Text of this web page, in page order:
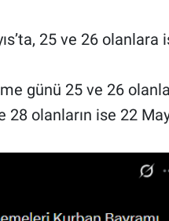
25 ve 26 olanlara
günü 25 ve 26
olanların ise 22